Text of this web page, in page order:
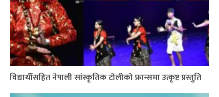
विद्यार्थीसहित नेपाली सांस्कृतिक टोलीको फ्रान्समा उत्कृष्ट प्रस्तुति